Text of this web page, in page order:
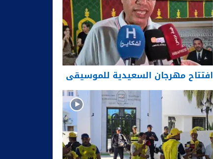
افتتاح مهرجان السعيدية للموسيقى